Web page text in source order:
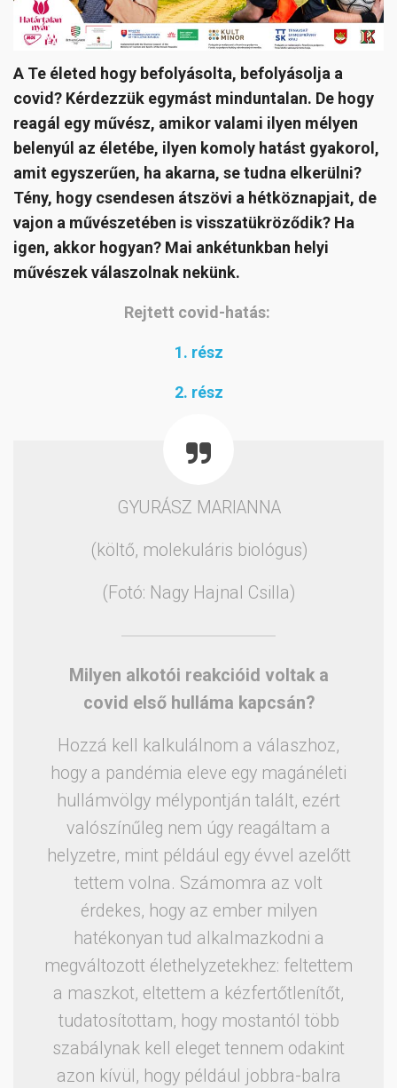
A Te életed hogy befolyásolta, befolyásolja a
covid? Kérdezzük egymást minduntalan. De hogy
reagál egy művész, amikor valami ilyen mélyen
belenyúl az életébe, ilyen komoly hatást gyakorol,
amit egyszerűen, ha akarna, se tudna elkerülni?
Tény, hogy csendesen átszövi a hétköznapjait, de
vajon a művészetében is visszatükröződik? Ha
igen, akkor hogyan? Mai ankétunkban helyi
művészek válaszolnak nekünk.
Rejtett covid-hatás:
1. rész
2. rész
GYURÁSZ MARIANNA
(költő, molekuláris biológus)
(Fotó: Nagy Hajnal Csilla)
Milyen alkotói reakcióid voltak a
covid első hulláma kapcsán?
Hozzá kell kalkulálnom a válaszhoz,
hogy a pandémia eleve egy magánéleti
hullámvölgy mélypontján talált, ezért
valószínűleg nem úgy reagáltam a
helyzetre, mint például egy évvel azelőtt
tettem volna. Számomra az volt
érdekes, hogy az ember milyen
hatékonyan tud alkalmazkodni a
megváltozott élethelyzetekhez: feltettem
a maszkot, eltettem a kézfertőtlenítőt,
tudatosítottam, hogy mostantól több
szabálynak kell eleget tennem odakint
azon kívül, hogy például jobbra-balra